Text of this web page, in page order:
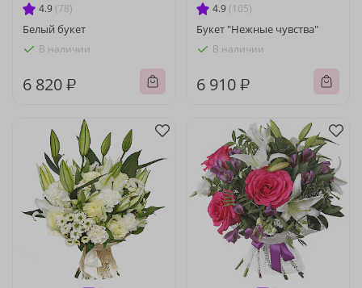
4.9 (78)
Белый букет
В наличии
6 820 ₽
4.9 (105)
Букет "Нежные чувства"
В наличии
6 910 ₽